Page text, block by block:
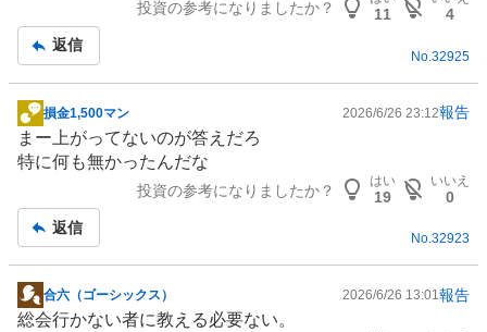
投資の参考になりましたか？ 11
4
返信
No. 32925
掲
示
板
損金1,500マン 2026/6/26 23:12報告
まー上がってないのが答えだろ
特に何も無かったんだな
投資の参考になりましたか？
はい
19
いいえ
0
返信
No.32923
掲
合六（ゴーシックス） 2026/6/26 13:01報告
総会行かない者に教える必要ない。